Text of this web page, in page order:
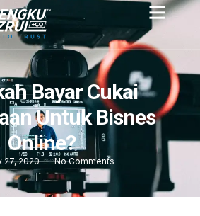
Bayar Cukai
Untuk Bisnes
Online?
27, 2020 No Comments